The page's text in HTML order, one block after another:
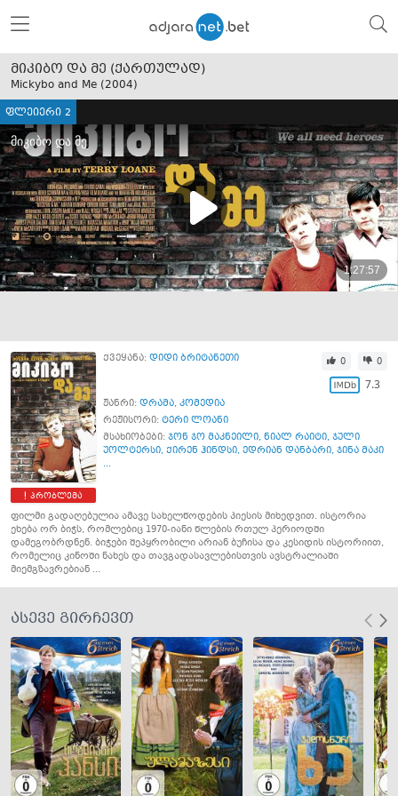
მიკიბო და მე (ქართულად)
Mickybo and Me (2004)
ფლეიერი 2
პრობლემა
ქვეყანა: დიდი ბრიტანეთი 0 0
7.3
ჟანრი: დრამა, კომედია
რეჟისორი: ტერი ლოანი
მსახიობები: ჯონ ჯო მაკნეილი, ნიალ რაიტი, ჯული
უოლტერსი, ქირენ ჰინდსი, ედრიან დანბარი, ჯინა მაკი
...
ფილმი გადაღებულია ამავე სახელწოდების პიესის მიხედვით. ისტორია
ეხება ორ ბიჭს, რომლებიც 1970-იანი წლების რთულ პერიოდში
დამეგობრდნენ. ბიჭები შეპყრობილი არიან ბუჩისა და კესიდის ისტორიით,
რომელიც კინოში ნახეს და თავგადასავლებისთვის ავსტრალიაში
მიემგზავრებიან ...
ასევე გირჩევთ